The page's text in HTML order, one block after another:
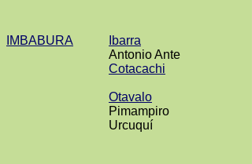
IMBABURA
Ibarra
Antonio Ante
Cotacachi
Otavalo
Pimampiro
Urcuquí